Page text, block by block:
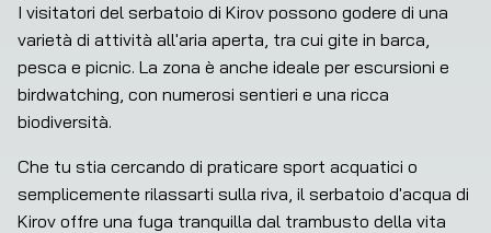
I visitatori del serbatoio di Kirov possono godere di una
varietà di attività all'aria aperta, tra cui gite in barca,
pesca e picnic. La zona è anche ideale per escursioni e
birdwatching, con numerosi sentieri e una ricca
biodiversità.
Che tu stia cercando di praticare sport acquatici o
semplicemente rilassarti sulla riva, il serbatoio d'acqua di
Kirov offre una fuga tranquilla dal trambusto della vita